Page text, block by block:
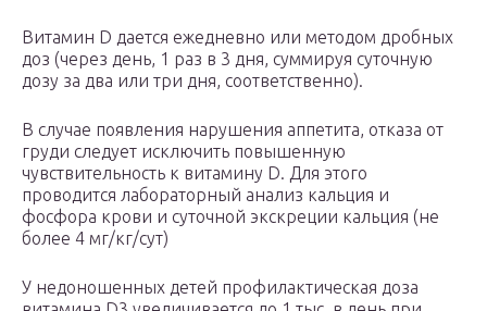
Витамин D дается ежедневно или методом дробных
доз (через день, 1 раз в 3 дня, суммируя суточную
дозу за два или три дня, соответственно).
В случае появления нарушения аппетита, отказа от
груди следует исключить повышенную
чувствительность к витамину D. Для этого
проводится лабораторный анализ кальция и
фосфора крови и суточной экскреции кальция (не
более 4 мг/кг/сут)
У недоношенных детей профилактическая доза